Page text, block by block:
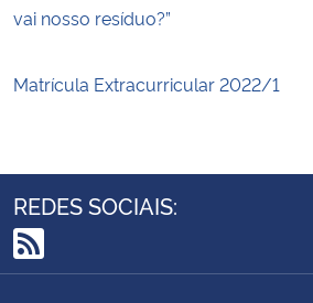
vai nosso resíduo?”
Matrícula Extracurricular 2022/1
REDES SOCIAIS:
RSS